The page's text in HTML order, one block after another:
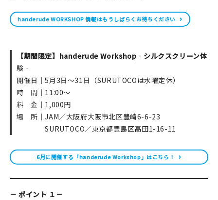
handerude WORKSHOP 情報はもうしばらくお待ちください
【期間限定】handerude Workshop‐シルクスクリーン体
験‐
開催日｜5月3日～31日（SURUTOCOは水曜定休）
時 間｜11:00～
料 金｜1,000円
場 所｜JAM／大阪府大阪市北区豊崎6-6-23
SURUTOCO／東京都豊島区高田1-16-11
6月に開催する「handerude Workshop」はこちら！
－ ポイント １－